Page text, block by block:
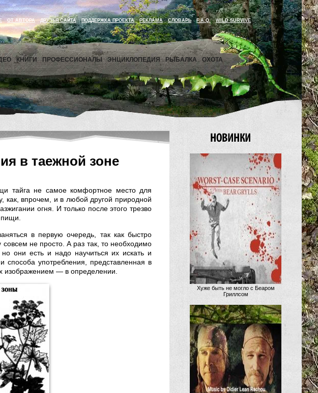
ОТ АВТОРА ДРУЗЬЯ САЙТА ПОДДЕРЖКА ПРОЕКТА РЕКЛАМА СЛОВАРЬ F.A.Q. WILD SURVIVE
КНИГИ ПРОФЕССИОНАЛЫ ЭНЦИКЛОПЕДИЯ РЫБАЛКА ОХОТА
в таежной зоне
тайга не самое комфортное место для
как, впрочем, и в любой другой природной
огня. И только после этого трезво
в первую очередь, так как быстро
совсем не просто. А раз так, то необходимо
они есть и надо научиться их искать и
способа употребления, представленная в
изображением — в определении.
Хуже быть не могло с Беаром
Гриллсом